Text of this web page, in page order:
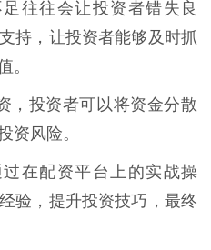
往往会让投资者错失良
持，让投资者能够及时抓
。
，投资者可以将资金分散
资风险。
在配资平台上的实战操
验，提升投资技巧，最终